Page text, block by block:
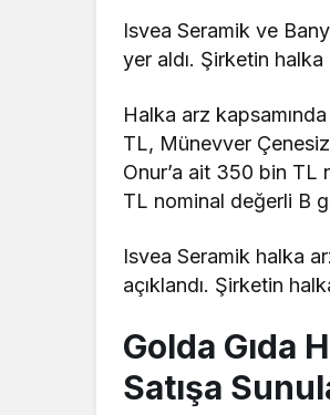
Isvea Seramik ve
yer aldı. Şirketin
Halka arz
TL, Münevver
Onur’a ait 350 bin TL
TL nominal değerli B
Isvea Seramik halka
açıklandı. Şirketin
Golda Gıda
Satışa